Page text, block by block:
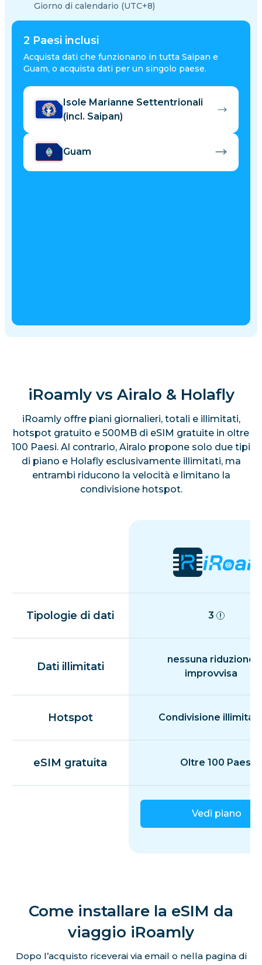
2 Paesi inclusi
Acquista dati che funzionano in tutta Saipan e
Guam, o acquista dati per un singolo paese.
Isole Marianne Settentrionali
(incl. Saipan)
Guam
Giorno di calendario (UTC+8)
iRoamly vs Airalo & Holafly
iRoamly offre piani giornalieri, totali e illimitati,
hotspot gratuito e 500MB di eSIM gratuite in oltre
100 Paesi. Al contrario, Airalo propone solo due tipi
di piano e Holafly esclusivamente illimitati, ma
entrambi riducono la velocità e limitano la
condivisione hotspot.
Tipologie di dati 3
Dati illimitati
nessuna riduzione
improvvisa
Hotspot Condivisione
eSIM gratuita Oltre 100 Paesi
Vedi piano
Come installare la eSIM da
viaggio iRoamly
Dopo l’acquisto riceverai via email o nella pagina di